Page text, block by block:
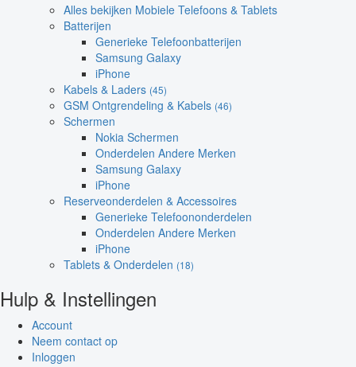
Alles bekijken Mobiele Telefoons & Tablets
Batterijen
Generieke Telefoonbatterijen
Samsung Galaxy
iPhone
Kabels & Laders (45)
GSM Ontgrendeling & Kabels (46)
Schermen
Nokia Schermen
Onderdelen Andere Merken
Samsung Galaxy
iPhone
Reserveonderdelen & Accessoires
Generieke Telefoononderdelen
Onderdelen Andere Merken
iPhone
Tablets & Onderdelen (18)
Hulp & Instellingen
Account
Neem contact op
Inloggen